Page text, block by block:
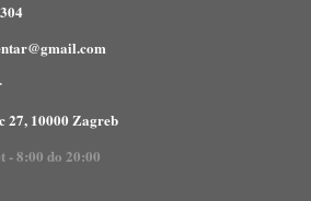
27, 10000 Zagreb
- 8:00 do 20:00